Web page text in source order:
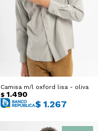
Camisa m/l oxford lisa - oliva
$ 1.490
$ 1.267